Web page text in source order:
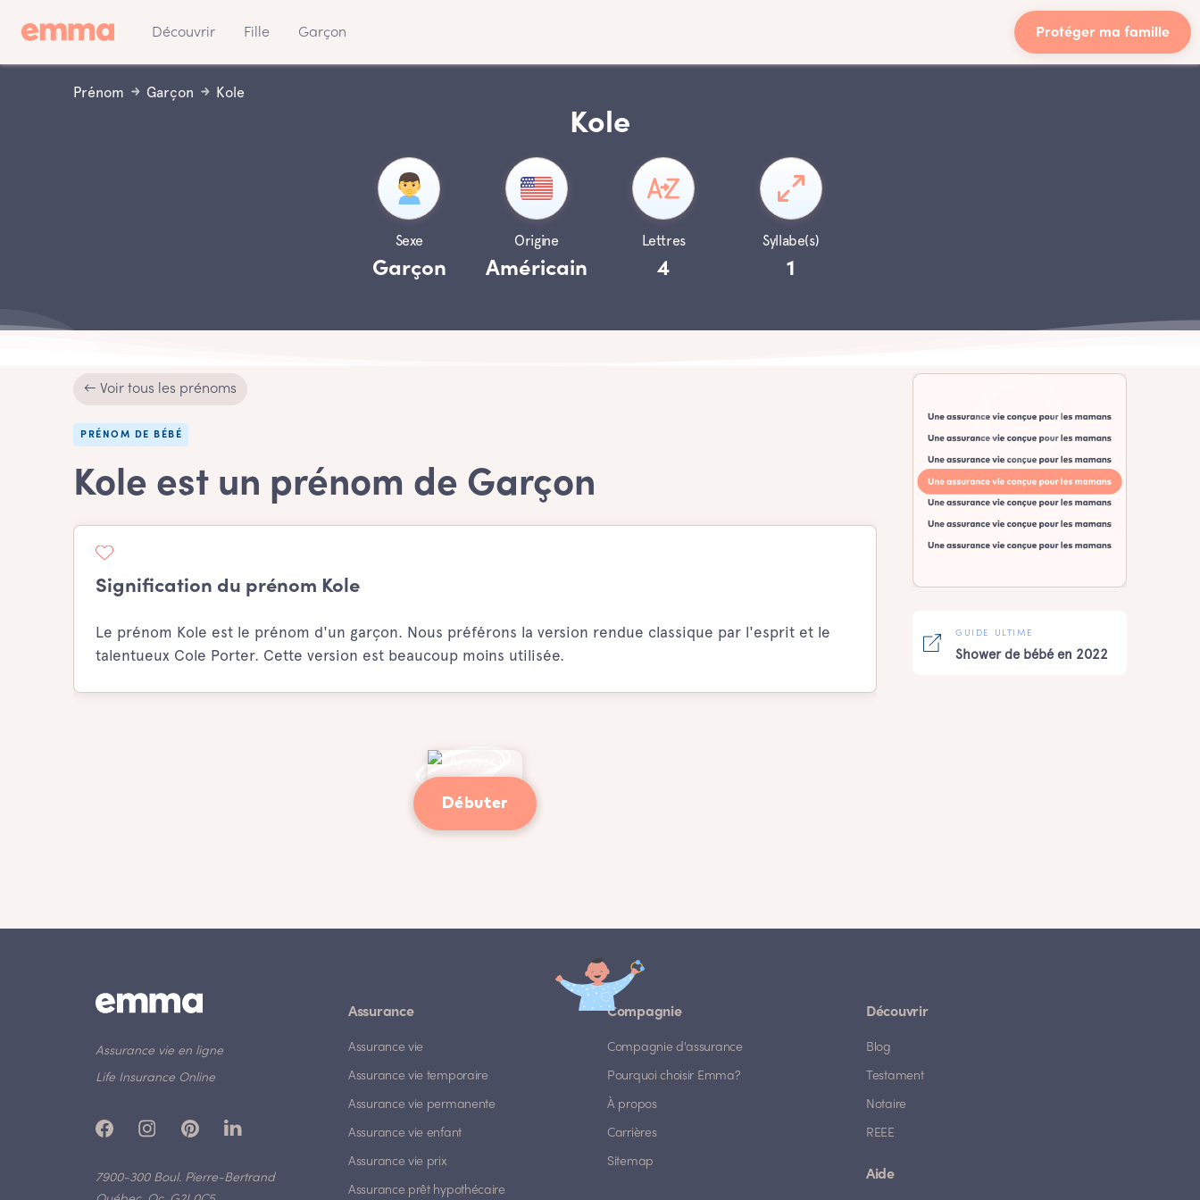
Découvrir Fille Garçon Protéger ma famille
Prénom Garçon Kole
Kole
Sexe
Garçon
Origine
Américain
Lettres
4
Syllabe(s)
1
← Voir tous les prénoms
PRÉNOM DE BÉBÉ
Kole est un prénom de Garçon
Signification du prénom Kole
Le prénom Kole est le prénom d'un garçon. Nous préférons la version rendue classique par l'esprit et le
talentueux Cole Porter. Cette version est beaucoup moins utilisée.
Débuter
GUIDE ULTIME
Shower de bébé en 2022
Assurance vie en ligne
Life Insurance Online
7900-300 Boul. Pierre-Bertrand
Assurance
Assurance vie
Assurance vie temporaire
Assurance vie permanente
Assurance vie enfant
Assurance vie prix
Assurance prêt hypothécaire
Compagnie
Compagnie d'assurance
Pourquoi choisir Emma?
À propos
Carrières
Sitemap
Découvrir
Blog
Testament
Notaire
REEE
Aide